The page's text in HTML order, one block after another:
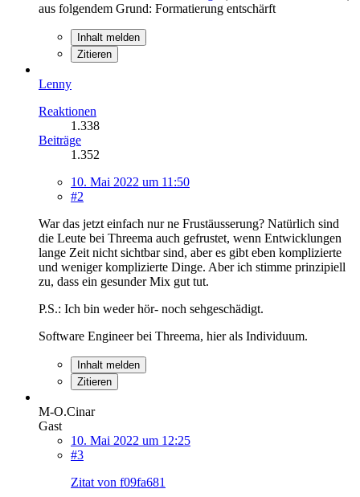
aus folgendem Grund: Formatierung entschärft
Inhalt melden
Zitieren
Lenny
Reaktionen
1.338
Beiträge
1.352
10. Mai 2022 um 11:50
#2
War das jetzt einfach nur ne Frustäusserung? Natürlich sind
die Leute bei Threema auch gefrustet, wenn Entwicklungen
lange Zeit nicht sichtbar sind, aber es gibt eben komplizierte
und weniger komplizierte Dinge. Aber ich stimme prinzipiell
zu, dass ein gesunder Mix gut tut.
P.S.: Ich bin weder hör- noch sehgeschädigt.
Software Engineer bei Threema, hier als Individuum.
Inhalt melden
Zitieren
M-O.Cinar
Gast
10. Mai 2022 um 12:25
#3
Zitat von f09fa681